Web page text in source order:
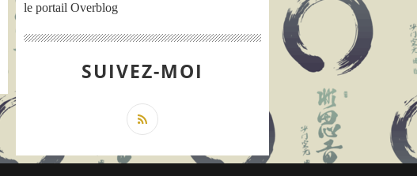
le portail Overblog
SUIVEZ-MOI